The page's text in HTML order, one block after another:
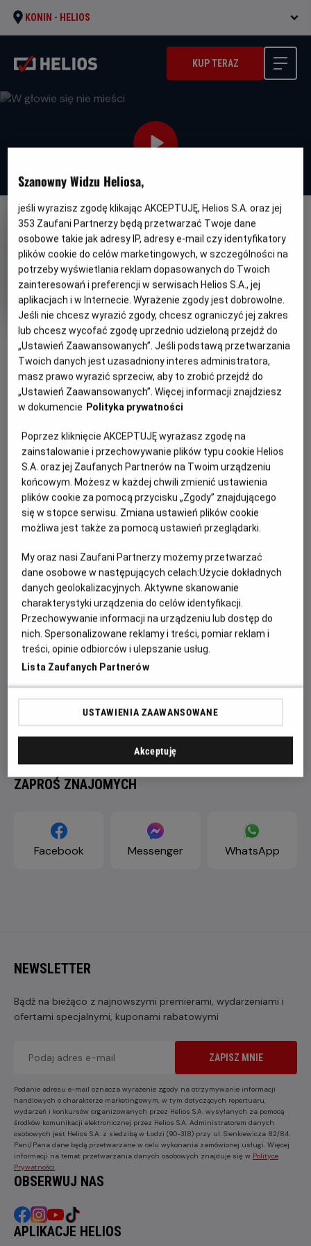
KONIN - HELIOS
KUP TERAZ
DUBBING
OBSERWUJ
W głowie się nie mieści
Oryginalny
tytuł
Inside Out Gatunek
Animowany
Czas
trwania
101 min
Kraj
i
rok
produkcji
USA (2015)
PREMIERA
1 lipca 2015
Pete Docter, Ronaldo Del
Carmen
Pete Docter, Meg LeFauve,
Josh Cooley
OBSADA
Małgorzata Socha, Maja Ostaszewska, Kinga Preis, Cezary
Pazura, Szymon Kuśmider
WIĘCEJ SZCZEGÓŁÓW
OPIS FILMU
Kiedy Riley wraz z rodzicami opuszcza rodzinne strony i
przenosi się do San Francisco, usiłuje dostosować się do
nowej sytuacji. Jak każdym z nas, bohaterką kierują emocje:
Radość, Strach, Gniew, Odraza i Smutek. Dorastanie bywa
trudne, także dla Riley. Chociaż Radość robi wszystko, by
łatwo odnaleźć się w nowym mieście, domu i szkole…
ZAPROŚ ZNAJOMYCH
Facebook Messenger WhatsApp
NEWSLETTER
Bądź na bieżąco z najnowszymi premierami, wydarzeniami i
ofertami specjalnymi, kuponami rabatowymi
ZAPISZ MNIE
Podanie adresu e-mail oznacza wyrażenie zgody na otrzymywanie informacji
handlowych o charakterze marketingowym, w tym dotyczących repertuaru,
wydarzeń i konkursów organizowanych przez Helios S.A. wysyłanych za pomocą
środków komunikacji elektronicznej przez Helios S.A. Administratorem danych
osobowych jest Helios S.A. z siedzibą w Łodzi (90-318) przy ul. Sienkiewicza 82/84.
Pani/Pana dane będą przetwarzane w celu wykonania zamówionej usługi. Więcej
informacji na temat przetwarzania danych osobowych znajduje się w Polityce
Prywatności
OBSERWUJ NAS
APLIKACJE HELIOS
Szanowny Widzu Heliosa,
jeśli wyrazisz zgodę klikając AKCEPTUJĘ, Helios S.A. oraz jej
353 Zaufani Partnerzy będą przetwarzać Twoje dane
osobowe takie jak adresy IP, adresy e-mail czy identyfikatory
plików cookie do celów marketingowych, w szczególności na
potrzeby wyświetlania reklam dopasowanych do Twoich
zainteresowań i preferencji w serwisach Helios S.A., jej
aplikacjach i w Internecie. Wyrażenie zgody jest dobrowolne.
Jeśli nie chcesz wyrazić zgody, chcesz ograniczyć jej zakres
lub chcesz wycofać zgodę uprzednio udzieloną przejdź do
„Ustawień Zaawansowanych”. Jeśli podstawą przetwarzania
Twoich danych jest uzasadniony interes administratora,
masz prawo wyrazić sprzeciw, aby to zrobić przejdź do
„Ustawień Zaawansowanych”. Więcej informacji znajdziesz
w dokumencie Polityka prywatności
Poprzez kliknięcie AKCEPTUJĘ wyrażasz zgodę na
zainstalowanie i przechowywanie plików typu cookie Helios
S.A. oraz jej Zaufanych Partnerów na Twoim urządzeniu
końcowym. Możesz w każdej chwili zmienić ustawienia
plików cookie za pomocą przycisku „Zgody” znajdującego
się w stopce serwisu. Zmiana ustawień plików cookie
możliwa jest także za pomocą ustawień przeglądarki.
My oraz nasi Zaufani Partnerzy możemy przetwarzać
dane osobowe w następujących celach:Użycie dokładnych
danych geolokalizacyjnych. Aktywne skanowanie
charakterystyki urządzenia do celów identyfikacji.
Przechowywanie informacji na urządzeniu lub dostęp do
nich. Spersonalizowane reklamy i treści, pomiar reklam i
treści, opinie odbiorców i ulepszanie usług.
Lista Zaufanych Partnerów
USTAWIENIA ZAAWANSOWANE
Akceptuję